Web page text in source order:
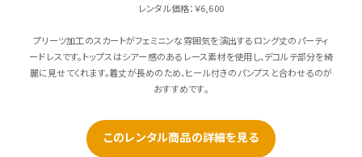
レンタル価格：￥6,600
プリーツ加工のスカートがフェミニンな雰囲気を演出するロング丈のパーティ
ードレスです。トップスはシアー感のあるレース素材を使用し、デコルテ部分を綺
麗に見せてくれます。着丈が長めのため、ヒール付きのパンプスと合わせるのが
おすすめです。
このレンタル商品の詳細を見る